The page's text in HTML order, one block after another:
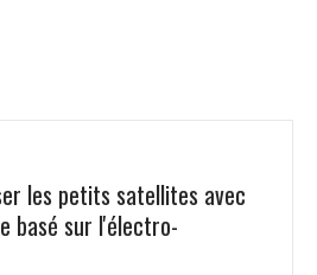
les petits satellites avec
basé sur l'électro-